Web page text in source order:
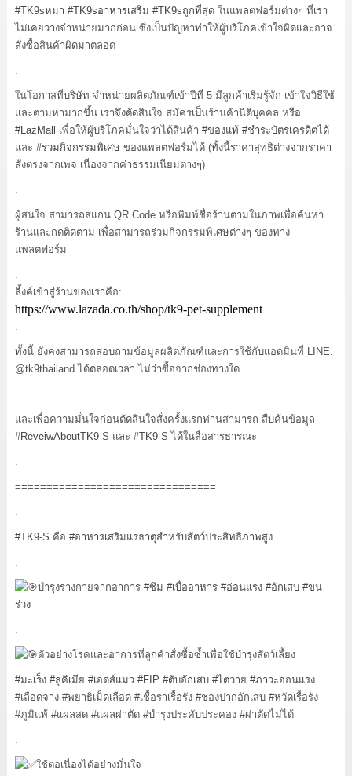
#TK9sหมา #TK9sอาหารเสริม #TK9sถูกที่สุดในแพลตฟอร์มต่างๆ ที่เรา
ไม่เคยวางจำหน่ายมากก่อน ซึ่งเป็นปัญหาทำให้ผู้บริโภคเข้าใจผิดและอาจ
สั่งซื้อสินค้าผิดมาตลอด
ในโอกาสที่บริษัท จำหน่ายผลิตภัณฑ์เข้าปีที่ 5 มีลูกค้าเริ่มรู้จัก เข้าใจวิธีใช้
และตามหามากขึ้น เราจึงตัดสินใจ สมัครเป็นร้านค้านิติบุคคล หรือ
#LazMall เพื่อให้ผู้บริโภคมั่นใจว่าได้สินค้า #ของแท้ #ชำระบัตรเครดิตได้
และ #ร่วมกิจกรรมพิเศษ ของแพลตฟอร์มได้ (ทั้งนี้ราคาสุทธิต่างจากราคา
สั่งตรงจากเพจ เนื่องจากค่าธรรมเนียมต่างๆ)
ผู้สนใจ สามารถสแกน QR Code หรือพิมพ์ชื่อร้านตามในภาพเพื่อค้นหา
ร้านและกดติดตาม เพื่อสามารถร่วมกิจกรรมพิเศษต่างๆ ของทาง
แพลตฟอร์ม
ลิ้งค์เข้าสู่ร้านของเราคือ:
https://www.lazada.co.th/shop/tk9-pet-supplement
ทั้งนี้ ยังคงสามารถสอบถามข้อมูลผลิตภัณฑ์และการใช้กับแอดมินที่ LINE:
@tk9thailand ได้ตลอดเวลา ไม่ว่าซื้อจากช่องทางใด
และเพื่อความมั่นใจก่อนตัดสินใจสั่งครั้งแรกท่านสามารถ สืบค้นข้อมูล
#ReveiwAboutTK9-S และ #TK9-S ได้ในสื่อสารธารณะ
================================
#TK9-S คือ #อาหารเสริมแร่ธาตุสำหรับสัตว์ประสิทธิภาพสูง
บำรุงร่างกายจากอาการ #ซึม #เบื่ออาหาร #อ่อนแรง #อักเสบ #ขน
ร่วง
ตัวอย่างโรคและอาการที่ลูกค้าสั่งซื้อซ้ำเพื่อใช้บำรุงสัตว์เลี้ยง
#มะเร็ง #ลูคิเมีย #เอดส์แมว #FIP #ตับอักเสบ #ไตวาย #ภาวะอ่อนแรง
#เลือดจาง #พยาธิเม็ดเลือด #เชื้อราเรื้อรัง #ช่องปากอักเสบ #หวัดเรื้อรัง
#ภูมิแพ้ #แผลสด #แผลผ่าตัด #บำรุงประคับประคอง #ผ่าตัดไม่ได้
ใช้ต่อเนื่องได้อย่างมั่นใจ